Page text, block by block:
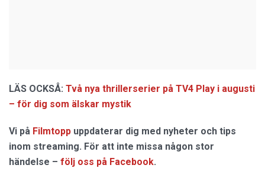
LÄS OCKSÅ: Två nya thrillerserier på TV4 Play i augusti
– för dig som älskar mystik
Vi på Filmtopp uppdaterar dig med nyheter och tips
inom streaming. För att inte missa någon stor
händelse – följ oss på Facebook.